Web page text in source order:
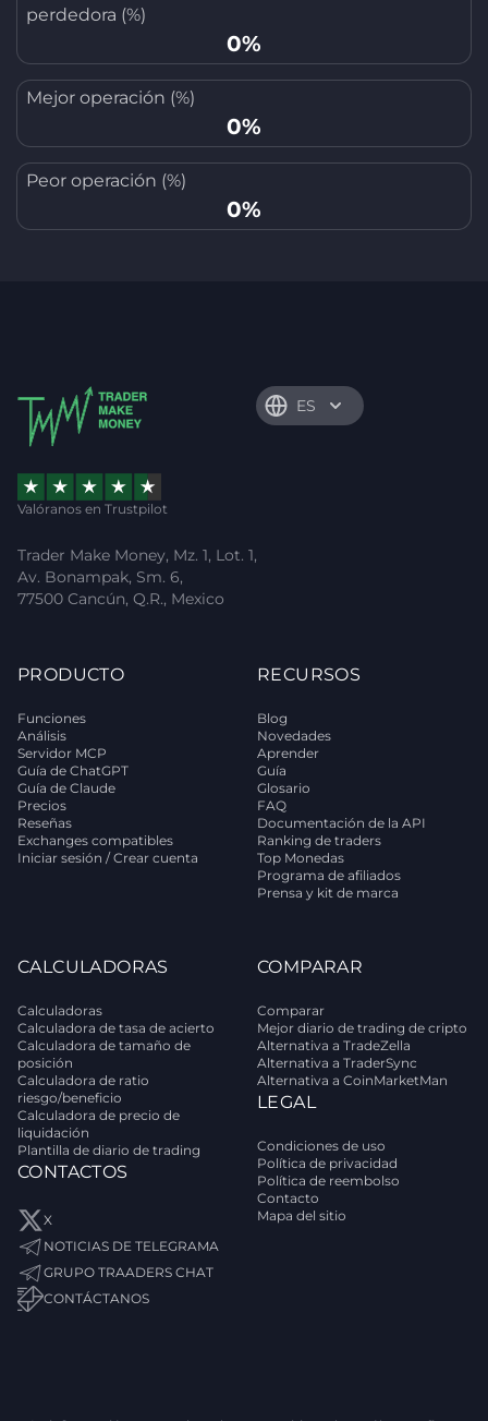
perdedora (%)
0%
Mejor operación (%)
0%
Peor operación (%)
0%
ES
Valóranos en Trustpilot
Trader Make Money, Mz. 1, Lot. 1,
Av. Bonampak, Sm. 6,
77500 Cancún, Q.R., Mexico
PRODUCTO
Funciones
Análisis
Servidor MCP
Guía de ChatGPT
Guía de Claude
Precios
Reseñas
Exchanges compatibles
Iniciar sesión / Crear cuenta
RECURSOS
Blog
Novedades
Aprender
Guía
Glosario
FAQ
Documentación de la API
Ranking de traders
Top Monedas
Programa de afiliados
Prensa y kit de marca
CALCULADORAS
Calculadoras
Calculadora de tasa de acierto
Calculadora de tamaño de
posición
Calculadora de ratio
riesgo/beneficio
Calculadora de precio de
liquidación
Plantilla de diario de trading
CONTACTOS
X
NOTICIAS DE TELEGRAMA
GRUPO TRAADERS CHAT
CONTÁCTANOS
COMPARAR
Comparar
Mejor diario de trading de cripto
Alternativa a TradeZella
Alternativa a TraderSync
Alternativa a CoinMarketMan
LEGAL
Condiciones de uso
Política de privacidad
Política de reembolso
Contacto
Mapa del sitio